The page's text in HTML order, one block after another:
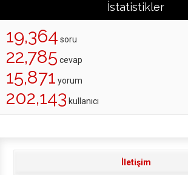
İstatistikler
19,364 soru
22,785 cevap
15,871 yorum
202,143 kullanıcı
İletişim